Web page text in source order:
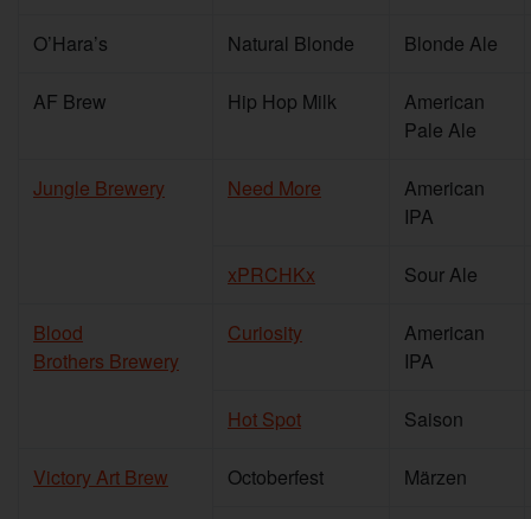
O’Hara’s Natural Blonde Blonde Ale
AF Brew Hip Hop Milk
American
Pale Ale
Jungle Brewery Need More
American
IPA
xPRCHKx Sour Ale
Blood
Brothers Brewery
Curiosity
American
IPA
Hot Spot Saison
Victory Art Brew Octoberfest Märzen